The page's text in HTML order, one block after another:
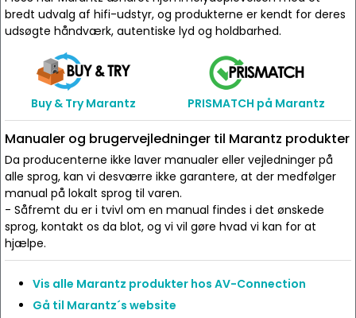
bredt udvalg af hifi-udstyr, og produkterne er kendt for deres
udsøgte håndværk, autentiske lyd og holdbarhed.
Buy & Try Marantz PRISMATCH på Marantz
Manualer og brugervejledninger til Marantz produkter
Da producenterne ikke laver manualer eller vejledninger på
alle sprog, kan vi desværre ikke garantere, at der medfølger
manual på lokalt sprog til varen.
- Såfremt du er i tvivl om en manual findes i det ønskede
sprog, kontakt os da blot, og vi vil gøre hvad vi kan for at
hjælpe.
Vis alle Marantz produkter hos AV-Connection
Gå til Marantz´s website